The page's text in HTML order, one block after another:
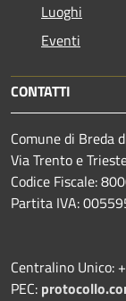
Luoghi
Eventi
CONTATTI
Comune di Breda
Via Trento e
Codice Fiscale:
Partita IVA:
Centralino Unico:
PEC: